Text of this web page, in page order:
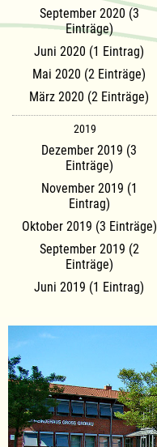
September 2020 (3
Einträge)
Juni 2020 (1 Eintrag)
Mai 2020 (2 Einträge)
März 2020 (2 Einträge)
2019
Dezember 2019 (3
Einträge)
November 2019 (1
Eintrag)
Oktober 2019 (3 Einträge)
September 2019 (2
Einträge)
Juni 2019 (1 Eintrag)